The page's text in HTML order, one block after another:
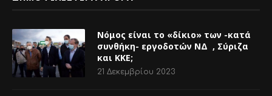
Ο λόγος που δεν υπογράφεται σύμβαση.Έγγραφα
που λένε πολλά.
5 Οκτωβρίου 2013